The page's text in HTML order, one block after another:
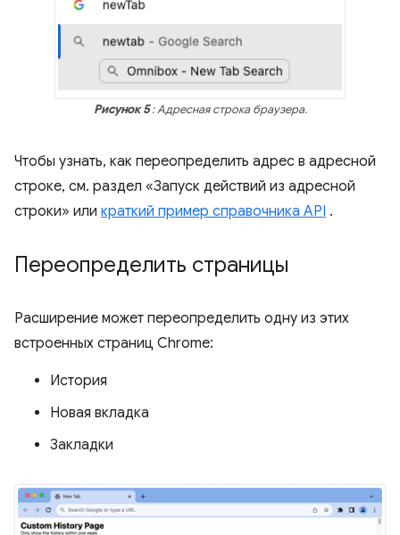
Рисунок 5: Адресная строка браузера.
Чтобы узнать, как переопределить адрес в адресной
строке, см. раздел «Запуск действий из адресной
строки» или краткий пример справочника API .
Переопределить страницы
Расширение может переопределить одну из этих
встроенных страниц Chrome:
История
Новая вкладка
Закладки